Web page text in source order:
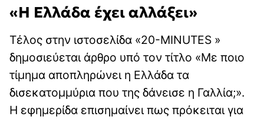
«Η Ελλάδα έχει αλλάξει»
Τέλος στην ιστοσελίδα «20-MINUTES »
δημοσιεύεται άρθρο υπό τον τίτλο «Με ποιο
τίμημα αποπληρώνει η Ελλάδα τα
δισεκατομμύρια που της δάνεισε η Γαλλία;».
Η εφημερίδα επισημαίνει πως πρόκειται για